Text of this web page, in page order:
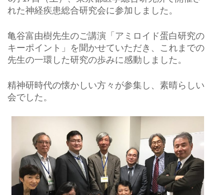
れた神経疾患総合研究会に参加しました。
亀谷富由樹先生のご講演「アミロイド蛋白研究の
キーポイント」を聞かせていただき、これまでの
先生の一環した研究の歩みに感動しました。
精神研時代の懐かしい方々が参集し、素晴らしい
会でした。